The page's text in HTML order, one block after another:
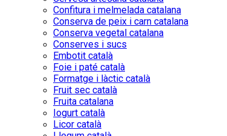
Confitura i melmelada catalana
Conserva de peix i carn catalana
Conserva vegetal catalana
Conserves i sucs
Embotit català
Foie i paté català
Formatge i làctic català
Fruit sec català
Fruita catalana
Iogurt català
Licor català